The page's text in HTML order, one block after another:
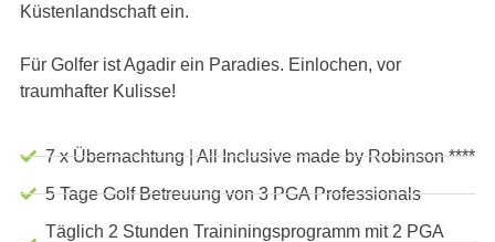
Küstenlandschaft ein.
Für Golfer ist Agadir ein Paradies. Einlochen, vor
traumhafter Kulisse!
7 x Übernachtung | All Inclusive made by Robinson ****
5 Tage Golf Betreuung von 3 PGA Professionals
Täglich 2 Stunden Traininingsprogramm mit 2 PGA